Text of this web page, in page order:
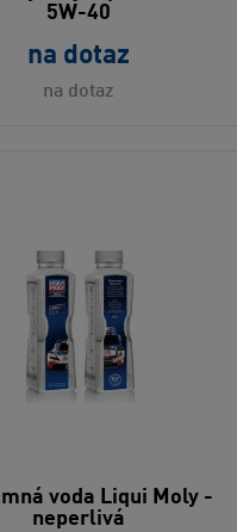
5W-40
na dotaz
na dotaz
voda Liqui Moly -
neperlivá